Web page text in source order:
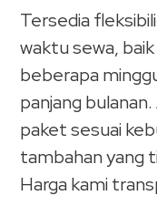
Tersedia
waktu sewa,
beberapa
panjang
paket sesuai
tambahan yang
Harga kami